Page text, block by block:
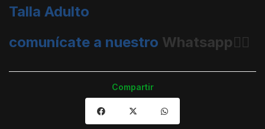
Talla Adulto
comunícate a nuestro Whatsapp👈🏼
Compartir